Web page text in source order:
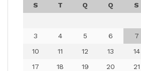
S T Q Q S
3
4 5 6 7
10
11 12 13 14
17
18 19 20 21